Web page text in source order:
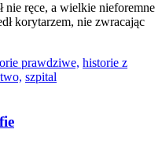
nie ręce, a wielkie nieforemne
korytarzem, nie zwracając
prawdziwe, historie z
szpital